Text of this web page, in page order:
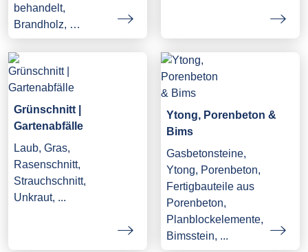
behandelt,
Brandholz, …
Grünschnitt |
Gartenabfälle
Laub, Gras,
Rasenschnitt,
Strauchschnitt,
Unkraut, ...
Ytong, Porenbeton &
Bims
Gasbetonsteine,
Ytong, Porenbeton,
Fertigbauteile aus
Porenbeton,
Planblockelemente,
Bimsstein, ...